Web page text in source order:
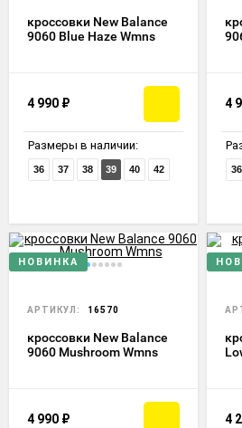
кроссовки New Balance
9060 Blue Haze Wmns
4 990 ₽
Размеры в наличии:
36 37 38 39 40 42
4
36
НОВИНКА
АРТИКУЛ: 16570
кроссовки New Balance
9060 Mushroom Wmns
4 990 ₽ 4